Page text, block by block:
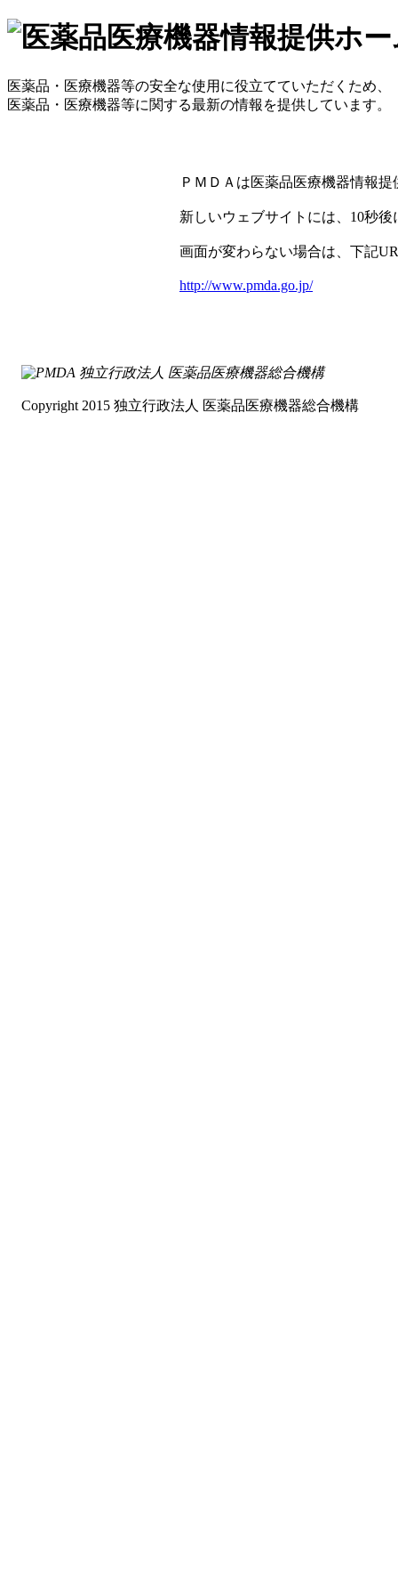
医薬品・医療機器等の安全な使用に役立てていただくため、
医薬品・医療機器等に関する最新の情報を提供しています。
ＰＭＤＡは医薬品医療機器情報
新しいウェブサイトには、10秒
画面が変わらない場合は、下記
http://www.pmda.go.jp/
独立行政法人 医薬品医療機器総合機構
Copyright 2015 独立行政法人 医薬品医療機器総合機構